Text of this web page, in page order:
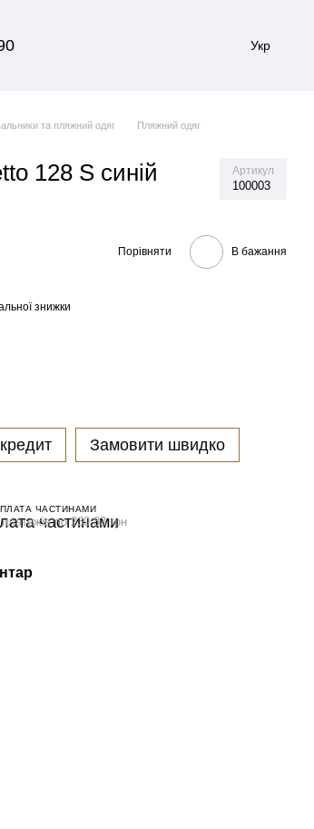
Укр
та пляжний одяг
Пляжний одяг
128 S синій Артикул
100003
Порівняти В бажання
знижки
Замовити швидко
ЧАСТИНАМИ
по 239.83 грн